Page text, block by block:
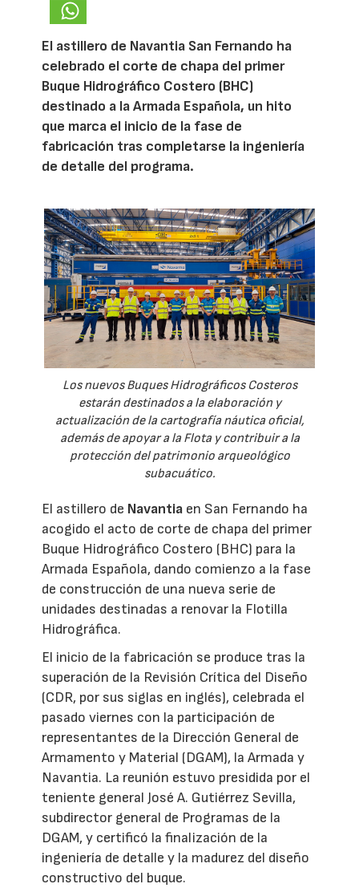
El astillero de Navantia San Fernando ha
celebrado el corte de chapa del primer
Buque Hidrográfico Costero (BHC)
destinado a la Armada Española, un hito
que marca el inicio de la fase de
fabricación tras completarse la ingeniería
de detalle del programa.
Los nuevos Buques Hidrográficos Costeros
estarán destinados a la elaboración y
actualización de la cartografía náutica oficial,
además de apoyar a la Flota y contribuir a la
protección del patrimonio arqueológico
subacuático.
El astillero de Navantia en San Fernando ha
acogido el acto de corte de chapa del primer
Buque Hidrográfico Costero (BHC) para la
Armada Española, dando comienzo a la fase
de construcción de una nueva serie de
unidades destinadas a renovar la Flotilla
Hidrográfica.
El inicio de la fabricación se produce tras la
superación de la Revisión Crítica del Diseño
(CDR, por sus siglas en inglés), celebrada el
pasado viernes con la participación de
representantes de la Dirección General de
Armamento y Material (DGAM), la Armada y
Navantia. La reunión estuvo presidida por el
teniente general José A. Gutiérrez Sevilla,
subdirector general de Programas de la
DGAM, y certificó la finalización de la
ingeniería de detalle y la madurez del diseño
constructivo del buque.